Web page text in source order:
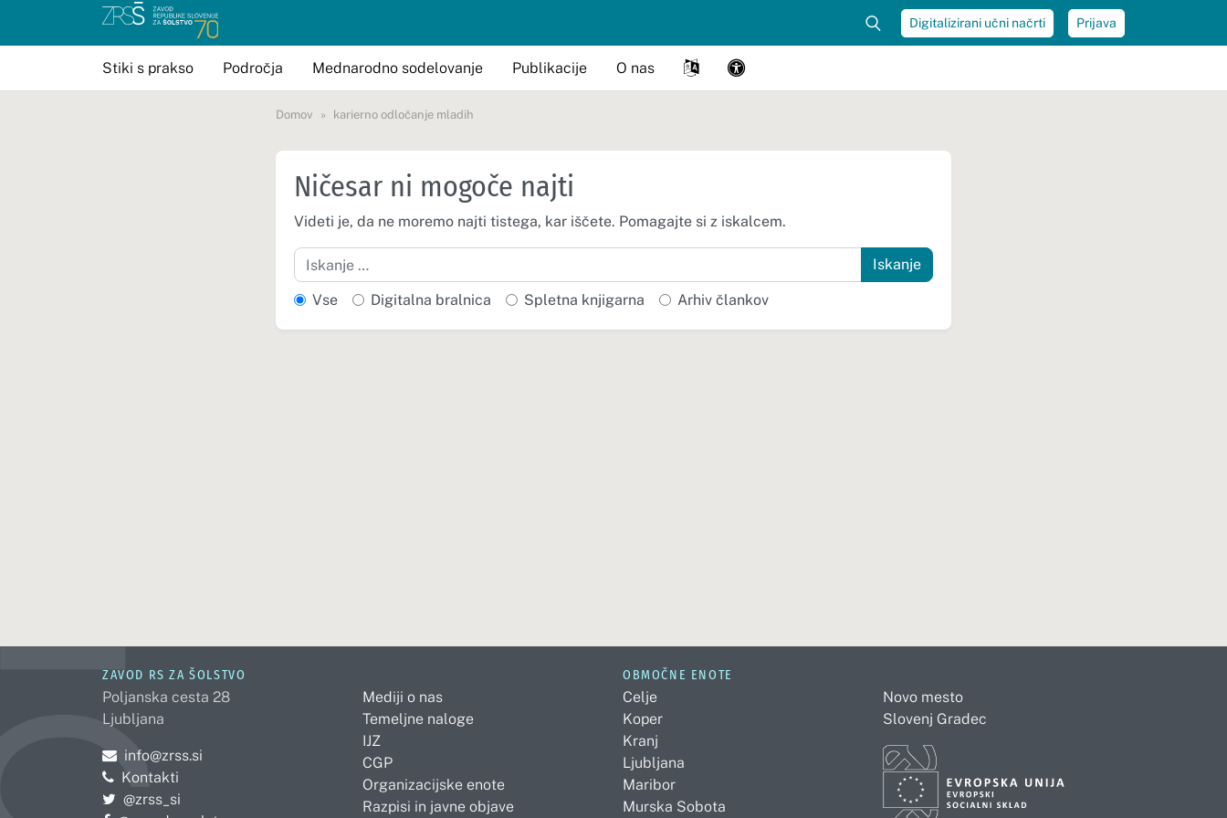
Digitalizirani učni načrti Prijava
Stiki s prakso Področja Mednarodno sodelovanje Publikacije O nas
Domov karierno odločanje mladih
Ničesar ni mogoče najti
Videti je, da ne moremo najti tistega, kar iščete. Pomagajte si z iskalcem.
Iskanje
Vse Digitalna bralnica Spletna knjigarna Arhiv člankov
ZAVOD RS ZA ŠOLSTVO
Poljanska cesta 28
Ljubljana
Pošljite e-mail na
info@zrss.si
Kontakti
Pojdite na Twitter:
@zrss_si
Mediji o nas
Temeljne naloge
IJZ
CGP
Organizacijske enote
Razpisi in javne objave
OBMOČNE ENOTE
Celje
Koper
Kranj
Ljubljana
Maribor
Murska Sobota
Novo mesto
Slovenj Gradec